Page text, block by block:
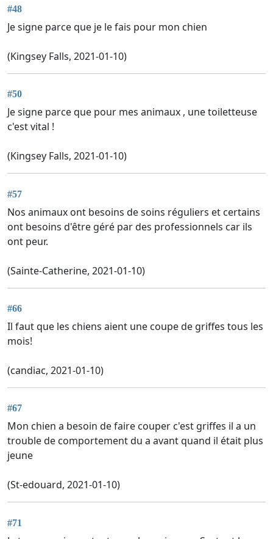
#48
Je signe parce que je le fais pour mon chien
(Kingsey Falls, 2021-01-10)
#50
Je signe parce que pour mes animaux , une toiletteuse
c'est vital !
(Kingsey Falls, 2021-01-10)
#57
Nos animaux ont besoins de soins réguliers et certains
ont besoins d'être géré par des professionnels car ils
ont peur.
(Sainte-Catherine, 2021-01-10)
#66
Il faut que les chiens aient une coupe de griffes tous les
mois!
(candiac, 2021-01-10)
#67
Mon chien a besoin de faire couper c'est griffes il a un
trouble de comportement du a avant quand il était plus
jeune
(St-edouard, 2021-01-10)
#71